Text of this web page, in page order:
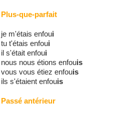
Plus-que-parfait
je m'étais enfoui
tu t'étais enfoui
il s'était enfoui
nous nous étions enfouis
vous vous étiez enfouis
ils s'étaient enfouis
Passé antérieur